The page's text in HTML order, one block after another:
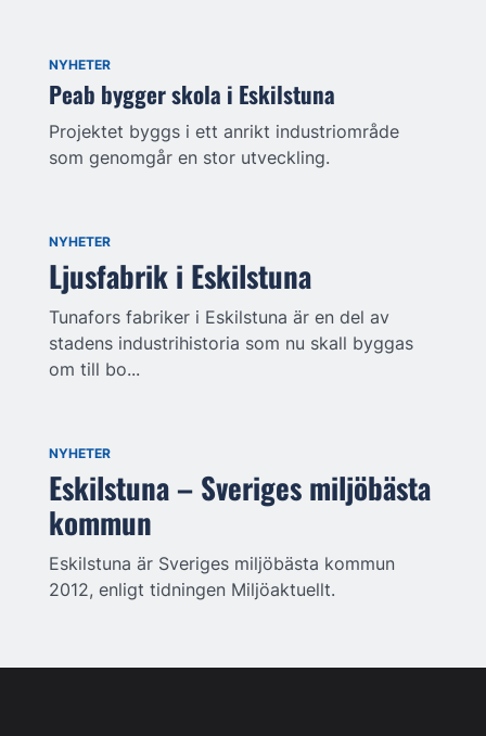
NYHETER
Peab bygger skola i Eskilstuna
Projektet byggs i ett anrikt industriområde
som genomgår en stor utveckling.
NYHETER
Ljusfabrik i Eskilstuna
Tunafors fabriker i Eskilstuna är en del av
stadens industrihistoria som nu skall byggas
om till bo...
NYHETER
Eskilstuna – Sveriges miljöbästa
kommun
Eskilstuna är Sveriges miljöbästa kommun
2012, enligt tidningen Miljöaktuellt.